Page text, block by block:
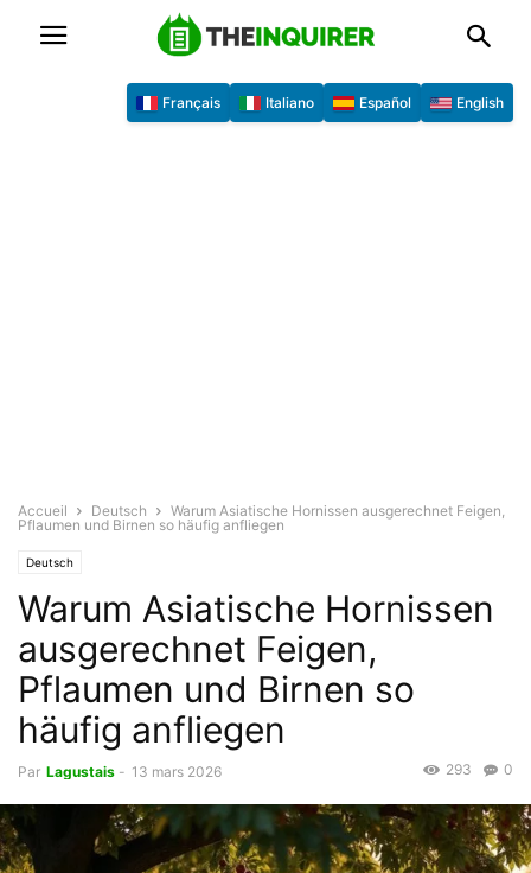
Accueil Deutsch
Warum Asiatische Hornissen ausgerechnet Feigen,
Pflaumen und Birnen so häufig anfliegen
Deutsch
Warum Asiatische Hornissen
ausgerechnet Feigen,
Pflaumen und Birnen so
häufig anfliegen
Par Lagustais - 13 mars 2026 0
293
Français Italiano Español English